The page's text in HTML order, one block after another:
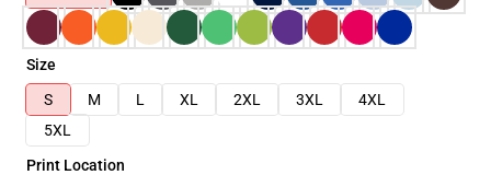
Size
S
M L XL 2XL 3XL
4XL
5XL
Print Location